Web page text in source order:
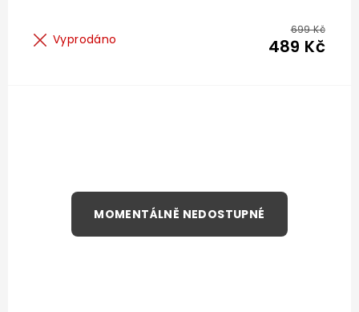
Vyprodáno
699 Kč
489 Kč